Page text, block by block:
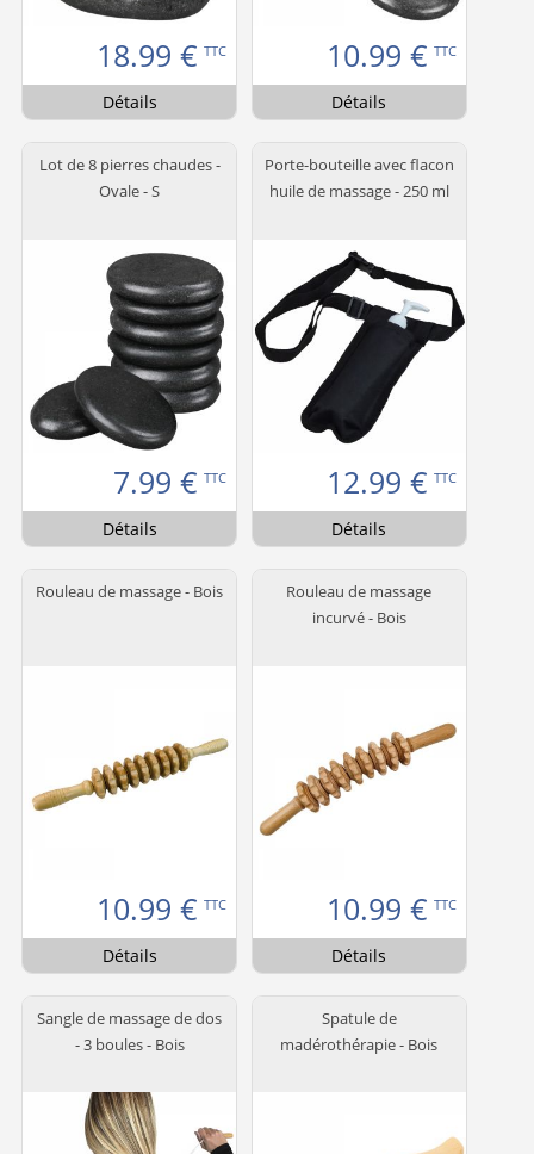
18.99 € TTC
Détails
10.99 € TTC
Détails
Lot de 8 pierres chaudes -
Ovale - S
7.99 € TTC
Détails
Porte-bouteille avec flacon
huile de massage - 250 ml
12.99 € TTC
Détails
Rouleau de massage - Bois
10.99 € TTC
Détails
Rouleau de massage
incurvé - Bois
10.99 € TTC
Détails
Sangle de massage de dos
- 3 boules - Bois
Spatule de
madérothérapie - Bois